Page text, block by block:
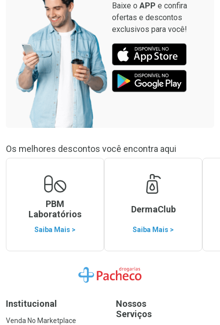
Baixe o APP e confira
ofertas e descontos
exclusivos para você!
Os melhores descontos você encontra aqui
PBM
Laboratórios
Saiba Mais >
DermaClub
Saiba Mais >
Ir para a Home
Institucional
Venda No Marketplace
Nossos
Serviços